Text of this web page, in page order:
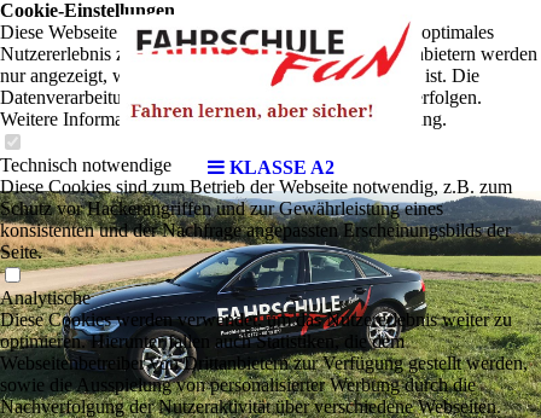
KLASSE A2
Cookie-Einstellungen
Diese Webseite verwendet Cookies, um Besuchern ein optimales
Nutzererlebnis zu bieten. Bestimmte Inhalte von Drittanbietern werden
nur angezeigt, wenn die entsprechende Option aktiviert ist. Die
Datenverarbeitung kann dann auch in einem Drittland erfolgen.
Weitere Informationen hierzu in der Datenschutzerklärung.
Technisch notwendige
Diese Cookies sind zum Betrieb der Webseite notwendig, z.B. zum
Schutz vor Hackerangriffen und zur Gewährleistung eines
konsistenten und der Nachfrage angepassten Erscheinungsbilds der
Seite.
Analytische
Diese Cookies werden verwendet, um das Nutzererlebnis weiter zu
optimieren. Hierunter fallen auch Statistiken, die dem
Webseitenbetreiber von Drittanbietern zur Verfügung gestellt werden,
sowie die Ausspielung von personalisierter Werbung durch die
Nachverfolgung der Nutzeraktivität über verschiedene Webseiten.